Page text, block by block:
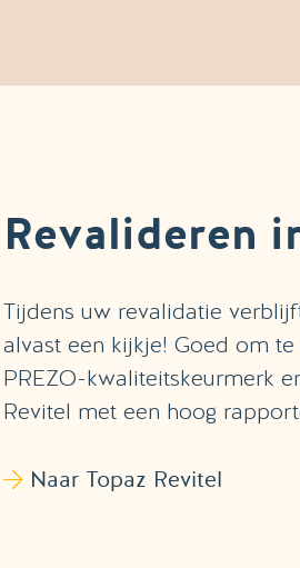
Revalideren
Tijdens uw revalidatie
alvast een kijkje! Goed om
PREZO-kwaliteitskeurmerk
Revitel met een hoog
Naar Topaz Revitel